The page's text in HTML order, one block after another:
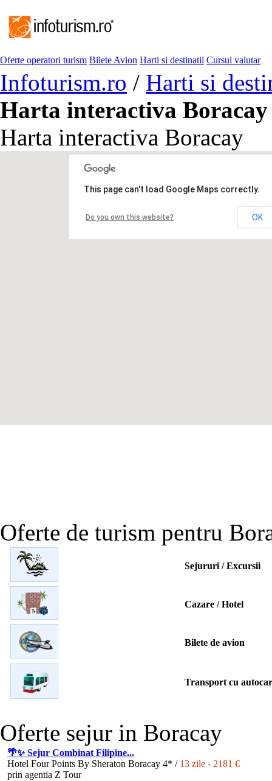
Oferte operatori turism Bilete Avion Harti si destinatii Cursul valutar
Infoturism.ro / Harti si
Harta interactiva Boracay
Harta interactiva Boracay
This page can't load Google Maps correctly.
Do you own this website? OK
Oferte de turism pentru
Sejururi / Excursii
Cazare / Hotel
Bilete de avion
Transport cu
Oferte sejur in Boracay
🌴✨ Sejur Combinat Filipine...
Hotel Four Points By Sheraton Boracay 4* / 13 zile - 2181 €
prin agentia Z Tour